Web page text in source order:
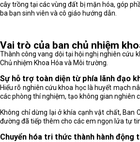
cây trồng tại các vùng đất bị mặn hóa, góp
ba bạn sinh viên và cô giáo hướng dẫn.
Vai trò của ban chủ nhiệm
Thành công vang dội tại hội nghị nghiên cứu
Chủ nhiệm Khoa Hóa và Môi trường.
Sự hỗ trợ toàn diện từ phía lãnh đạo
Hiểu rõ nghiên cứu khoa học là huyết mạch
các phòng thí nghiệm, tạo không gian nghiên
Không chỉ dừng lại ở khía cạnh vật chất,
đường đã tiếp thêm cho các em ngọn lửa tự
Chuyển hóa tri thức thành hành động